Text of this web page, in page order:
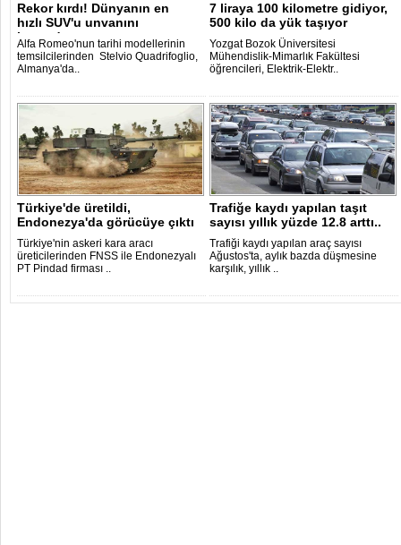
Rekor kırdı! Dünyanın en
hızlı SUV'u unvanını
kazandı..
Alfa Romeo'nun tarihi modellerinin
temsilcilerinden Stelvio Quadrifoglio,
Almanya'da..
7 liraya 100 kilometre gidiyor,
500 kilo da yük taşıyor
Yozgat Bozok Üniversitesi
Mühendislik-Mimarlık Fakültesi
öğrencileri, Elektrik-Elektr..
Türkiye'de üretildi,
Endonezya'da görücüye çıktı
Türkiye'nin askeri kara aracı
üreticilerinden FNSS ile Endonezyalı
PT Pindad firması ..
Trafiğe kaydı yapılan taşıt
sayısı yıllık yüzde 12.8 arttı..
Trafiği kaydı yapılan araç sayısı
Ağustos'ta, aylık bazda düşmesine
karşılık, yıllık ..